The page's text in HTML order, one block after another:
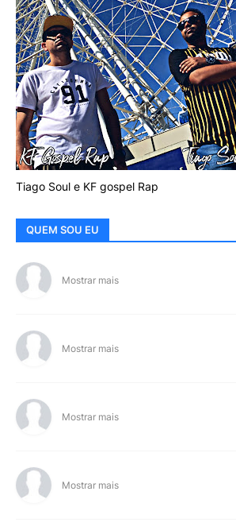
Tiago Soul e KF gospel Rap
QUEM SOU EU
Mostrar mais
Mostrar mais
Mostrar mais
Mostrar mais